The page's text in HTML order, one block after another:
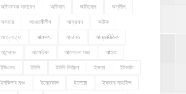
অভিভাবক সমাবেশ অভিযান অভিযোগ অশ্লীল
অসহায় আওয়ামীলীগ আক্রমন আটক
আত্নহত্যা আত্মসাৎ আদালত আন্তর্জাতিক
আন্দোলন আমেরিকা আলোচনা সভা আহত
ইউএনও ইউপি ইউপি নির্বাচন ইজারা ইটভাটা
ইনকিলাব মঞ্চ ইন্তেকাল ইফতার ইফতার মাহফিল